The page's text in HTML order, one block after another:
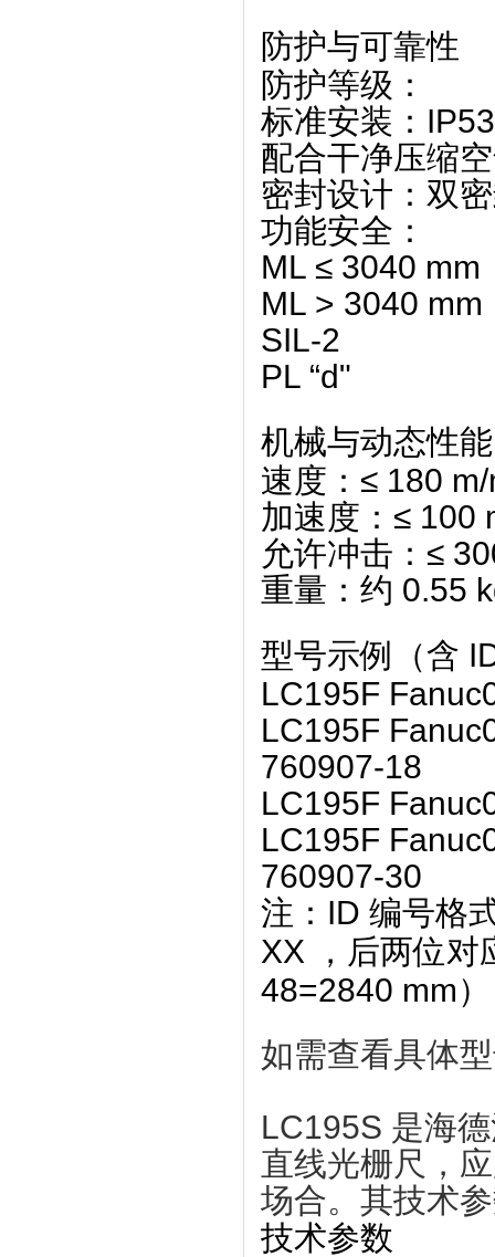
防护与可靠性
防护等级 ‌：
标准安装：‌ IP53
配合干净压缩
密封设计 ‌：‌ 双
功能安全 ‌：
ML ≤ 3040 mm
ML > 3040 mm
SIL-2
PL “d"
机械与动态性能
速度 ‌：≤ ‌ 180
加速度 ‌：≤ ‌ 100
允许冲击 ‌：≤ ‌
重量 ‌：约 ‌ 0.55
型号示例（含
LC195F
LC195F
760907-18
LC195F
LC195F
760907-30
注：ID 编号格
XX
，后两位
48=2840 mm）‌
如需查看具体
LC195S 是海
直线光栅尺 ，
场合。其技术
技术参数